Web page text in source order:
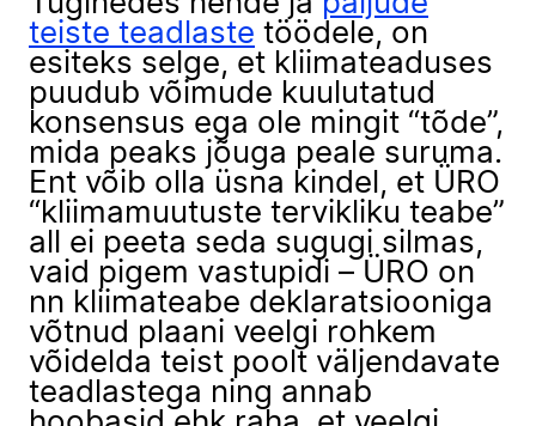
teiste teadlaste töödele, on
esiteks selge, et kliimateaduses
puudub võimude kuulutatud
konsensus ega ole mingit “tõde”,
mida peaks jõuga peale suruma.
Ent võib olla üsna kindel, et ÜRO
“kliimamuutuste tervikliku teabe”
all ei peeta seda sugugi silmas,
vaid pigem vastupidi – ÜRO on
nn kliimateabe deklaratsiooniga
võtnud plaani veelgi rohkem
võidelda teist poolt väljendavate
teadlastega ning annab